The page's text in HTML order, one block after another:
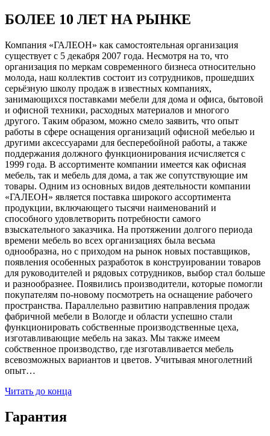
БОЛЕЕ 10 ЛЕТ НА РЫНКЕ
Компания «ГАЛЕОН» как самостоятельная организация
существует с 5 декабря 2007 года. Несмотря на то, что
организация по меркам современного бизнеса относительно
молода, наш коллектив состоит из сотрудников, прошедших
серьёзную школу продаж в известных компаниях,
занимающихся поставками мебели для дома и офиса, бытовой
и офисной техники, расходных материалов и многого
другого. Таким образом, можно смело заявить, что опыт
работы в сфере оснащения организаций офисной мебелью и
другими аксессуарами для бесперебойной работы, а также
поддержания должного функционирования исчисляется с
1999 года. В ассортименте компании имеется как офисная
мебель, так и мебель для дома, а так же сопутствующие им
товары. Одним из основных видов деятельности компании
«ГАЛЕОН» является поставка широкого ассортимента
продукции, включающего тысячи наименований и
способного удовлетворить потребности самого
взыскательного заказчика. На протяжении долгого периода
времени мебель во всех организациях была весьма
однообразна, но с приходом на рынок новых поставщиков,
появления особенных разработок в конструировании товаров
для руководителей и рядовых сотрудников, выбор стал больше
и разнообразнее. Появились производители, которые помогли
покупателям по-новому посмотреть на оснащение рабочего
пространства. Параллельно развитию направления продаж
фабричной мебели в Вологде и области успешно стали
функционировать собственные производственные цеха,
изготавливающие мебель на заказ. Мы также имеем
собственное производство, где изготавливается мебель
всевозможных вариантов и цветов. Учитывая многолетний
опыт…
Читать до конца
Гарантия